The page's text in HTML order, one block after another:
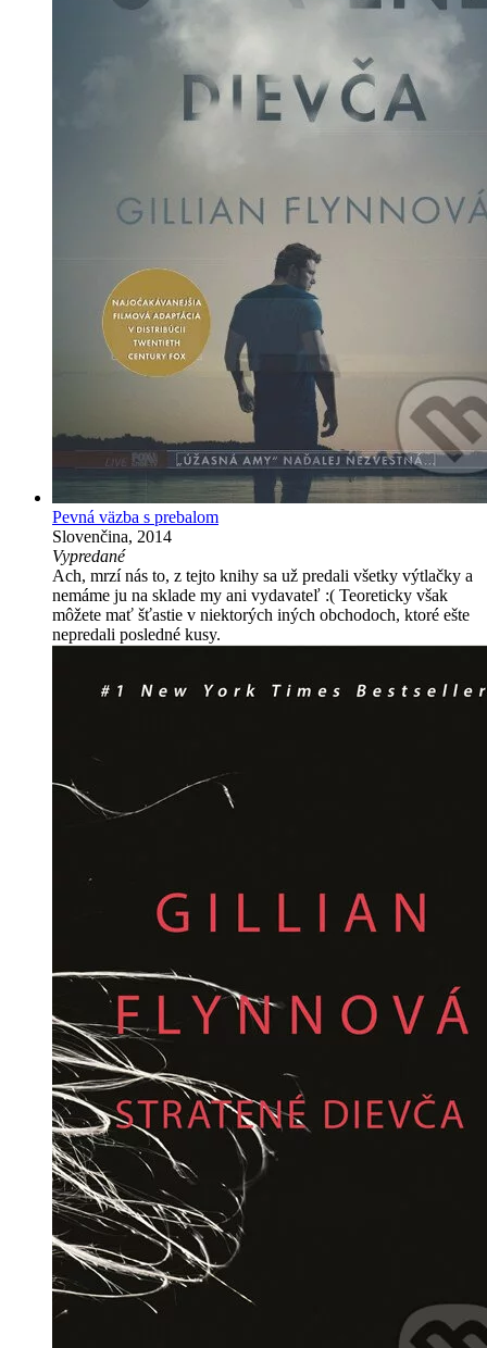
Pevná väzba s prebalom
Slovenčina, 2014
Vypredané
Ach, mrzí nás to, z tejto knihy sa už predali všetky výtlačky a
nemáme ju na sklade my ani vydavateľ :( Teoreticky však
môžete mať šťastie v niektorých iných obchodoch, ktoré ešte
nepredali posledné kusy.